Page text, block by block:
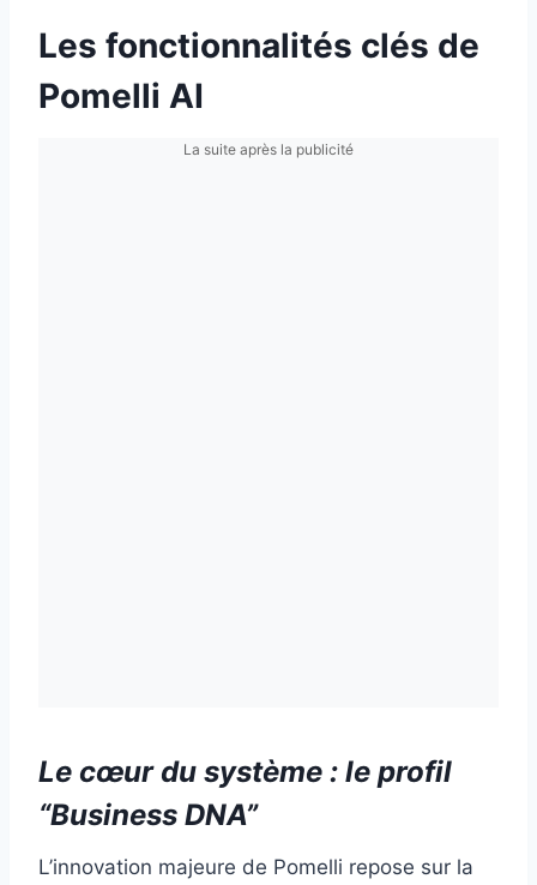
Les fonctionnalités clés de
Pomelli AI
La suite après la publicité
Le cœur du système : le profil
“Business DNA”
L’innovation majeure de Pomelli repose sur la